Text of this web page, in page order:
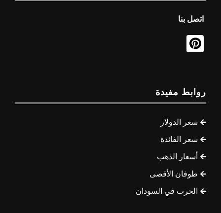
اتصل بنا
روابط مفيدة
سعر الدولار
سعر الفائدة
أسعار الذهب
طوفان الأقصى
الحرب في السودان